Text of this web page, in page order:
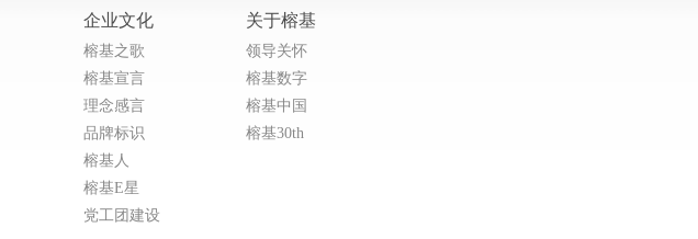
企业文化
榕基之歌
榕基宣言
理念感言
品牌标识
榕基人
榕基E星
党工团建设
关于榕基
领导关怀
榕基数字
榕基中国
榕基30th